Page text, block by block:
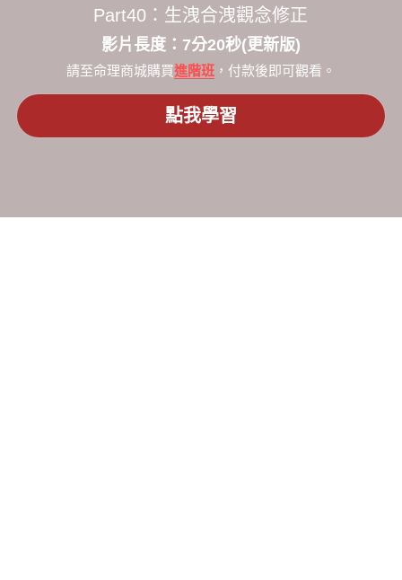
Part40： 生洩合洩觀念修正
​影片長度：7分20秒​(更新版)
請至命理商城購買進階班，付款後即可觀看。
點我學習